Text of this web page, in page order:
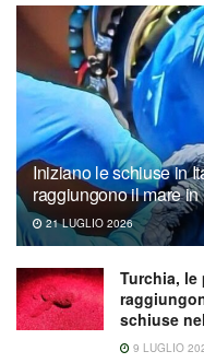
Iniziano le schiuse in
raggiungono il mare
21 LUGLIO 2026
Turchia, le
schiuse
9 LUGLIO